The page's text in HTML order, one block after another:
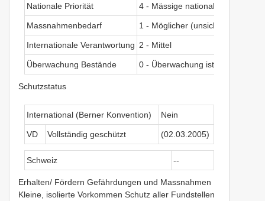
Nationale Priorität 4 - Mässige nationale Priorität
Massnahmenbedarf 1 - Möglicher (unsicherer)
Internationale Verantwortung 2 - Mittel
Überwachung Bestände 0 - Überwachung ist nicht nötig
Schutzstatus
International (Berner Konvention) Nein
VD Vollständig geschützt (02.03.2005)
Schweiz --
Erhalten/ Fördern Gefährdungen und Massnahmen
Kleine, isolierte Vorkommen Schutz aller Fundstellen